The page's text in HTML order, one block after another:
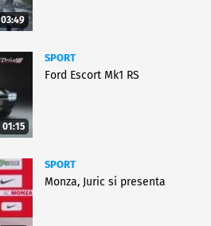
03:49
01:15
SPORT
Ford Escort Mk1 RS
SPORT
Monza, Juric si presenta